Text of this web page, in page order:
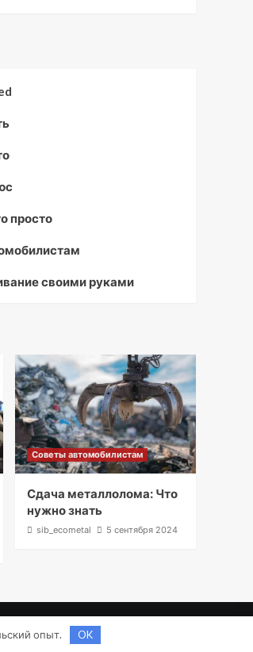
просто
своими руками
Советы автомобилистам
Сдача металлолома: Что
нужно знать
sib_ecometal 5 сентября 2024
опыт. OK